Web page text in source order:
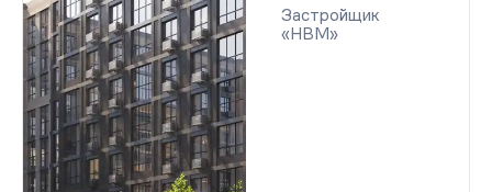
Застройщик
«НВМ»